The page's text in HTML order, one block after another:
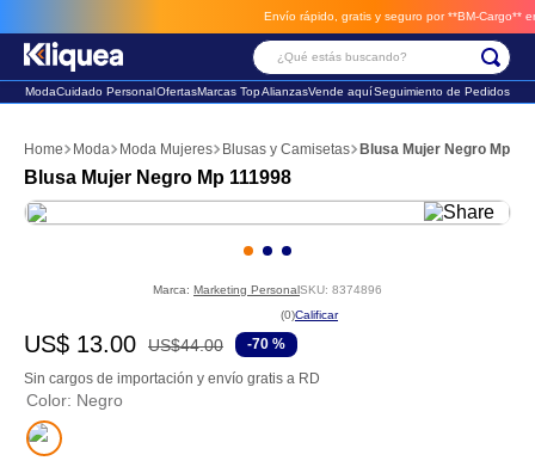
Envío rápido, gratis y seguro por **BM-Cargo**
¿Qué estás buscando?
ModaCuidado PersonalOfertasMarcas TopAlianzasVende aquíSeguimiento de Pedidos
Moda Moda Mujeres Blusas y Camisetas Blusa Mujer Negro Mp
Blusa Mujer Negro Mp 111998
Marca: Marketing PersonalSKU: 8374896
☆
(0)
US$ 13.00 US$44.00 -70 %
Sin cargos de importación y envío gratis a RD
Color: Negro
2. sandalia